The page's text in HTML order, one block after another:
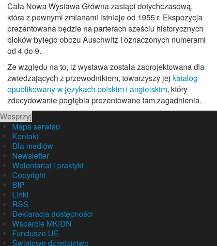
Cała Nowa Wystawa Główna zastąpi dotychczasową,
która z pewnymi zmianami istnieje od 1955 r. Ekspozycja
prezentowana będzie na parterach sześciu historycznych
bloków byłego obozu Auschwitz I oznaczonych numerami
od 4 do 9.
Ze względu na to, iż wystawa została zaprojektowana dla
zwiedzających z przewodnikiem, towarzyszy jej katalog
opublikowany w językach polskim i angielskim, który
zdecydowanie pogłębia prezentowane tam zagadnienia.
Wesprzyj
Mapa serwisu
Kontakt
Dla mediów
Newsletter
Wolontariat i praktyki
Copyright
BIP
Linki
RSS
Deklaracja dostępności
Wsparcie MKiDN
Fundusze UE
Światowe dziedzictwo